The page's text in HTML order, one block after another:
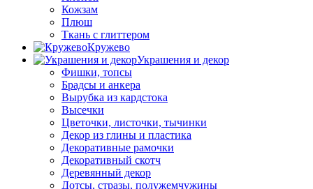
Кожзам
Плюш
Ткань с глиттером
Кружево
Украшения и декор
Фишки, топсы
Брадсы и анкера
Вырубка из кардстока
Высечки
Цветочки, листочки, тычинки
Декор из глины и пластика
Декоративные рамочки
Декоративный скотч
Деревянный декор
Дотсы, стразы, полужемчужины